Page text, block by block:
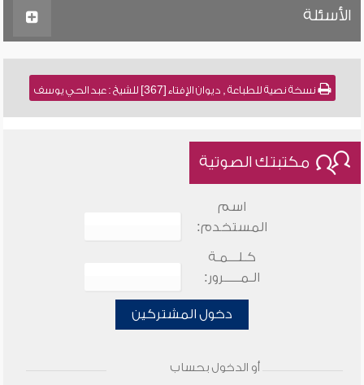
الأسئلة
نسخة نصية للطباعة , ديوان الإفتاء [367] للشيخ : عبد الحي يوسف
مكتبتك الصوتية
اسم
المستخدم:
كـلـــمـة
الـمـــــرور:
دخول المشتركين
أو الدخول بحساب